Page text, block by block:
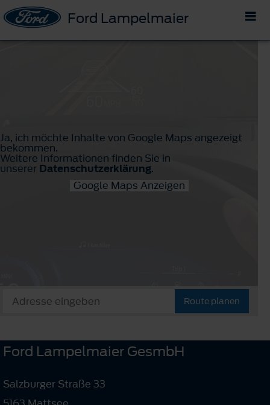
Ford Lampelmaier
Ja, ich möchte Inhalte von Google Maps angezeigt
bekommen.
Weitere Informationen finden Sie in
unserer Datenschutzerklärung.
Google Maps Anzeigen
Route planen
Ford Lampelmaier GesmbH
Salzburger Straße 33